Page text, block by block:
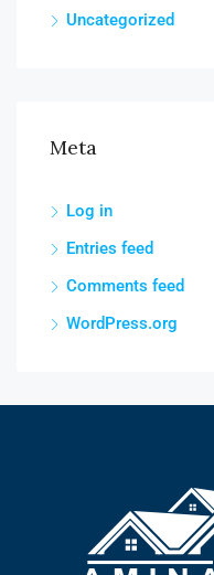
Uncategorized
Meta
Log in
Entries feed
Comments feed
WordPress.org